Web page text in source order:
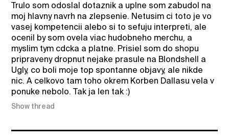
Trulo som odoslal dotaznik a uplne som zabudol na
moj hlavny navrh na zlepsenie. Netusim ci toto je vo
vasej kompetencii alebo si to sefuju interpreti, ale
ocenil by som ovela viac hudobneho merchu, a
myslim tym cdcka a platne. Prisiel som do shopu
pripraveny dropnut nejake prasule na Blondshell a
Ugly, co boli moje top spontanne objavy, ale nikde
nic. A celkovo tam toho okrem Korben Dallasu vela v
ponuke nebolo. Tak ja len tak :)
Show thread